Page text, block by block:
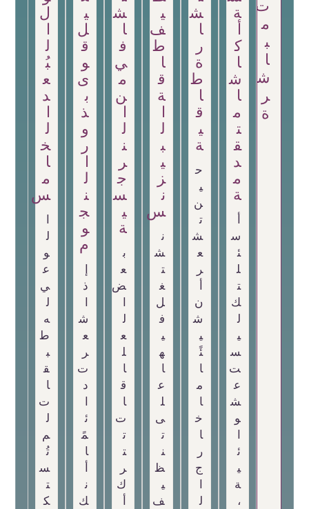
ت
م
ب
ا
ش
ر
ة
ة
أ
ك
ا
ش
ا
م
ت
ق
د
م
ة
أ
س
ئ
ل
ت
ك
ل
ي
س
ت
ع
ش
و
ا
ئ
ي
ة
،
ش
ا
ر
ة
ط
ا
ق
ي
ة
ح
ي
ن
ت
ش
ع
ر
أ
ن
ش
ي
ئً
ا
م
ا
خ
ا
ر
ج
ا
ل
ي
ف
ط
ا
ق
ة
ا
ل
ب
ي
ز
ن
س
ن
ش
ت
غ
ل
ف
ي
ه
ا
ع
ل
ى
ت
ن
ظ
ي
ف
ش
ا
ف
ي
م
ن
ا
ل
ن
ر
ج
س
ي
ة
ب
ع
ض
ا
ل
ع
ل
ا
ق
ا
ت
ت
ت
ر
ك
أ
ي
ل
ق
و
ى
ب
ذ
و
ر
ا
ل
ن
ج
و
م
إ
ذ
ا
ش
ع
ر
ت
د
ا
ئ
مً
ا
أ
ن
ك
ل
ا
ل
بُ
ع
د
ا
ل
خ
ا
م
س
ا
ل
و
ع
ي
ل
ه
ط
ب
ق
ا
ت
ل
م
تُ
س
ت
ك